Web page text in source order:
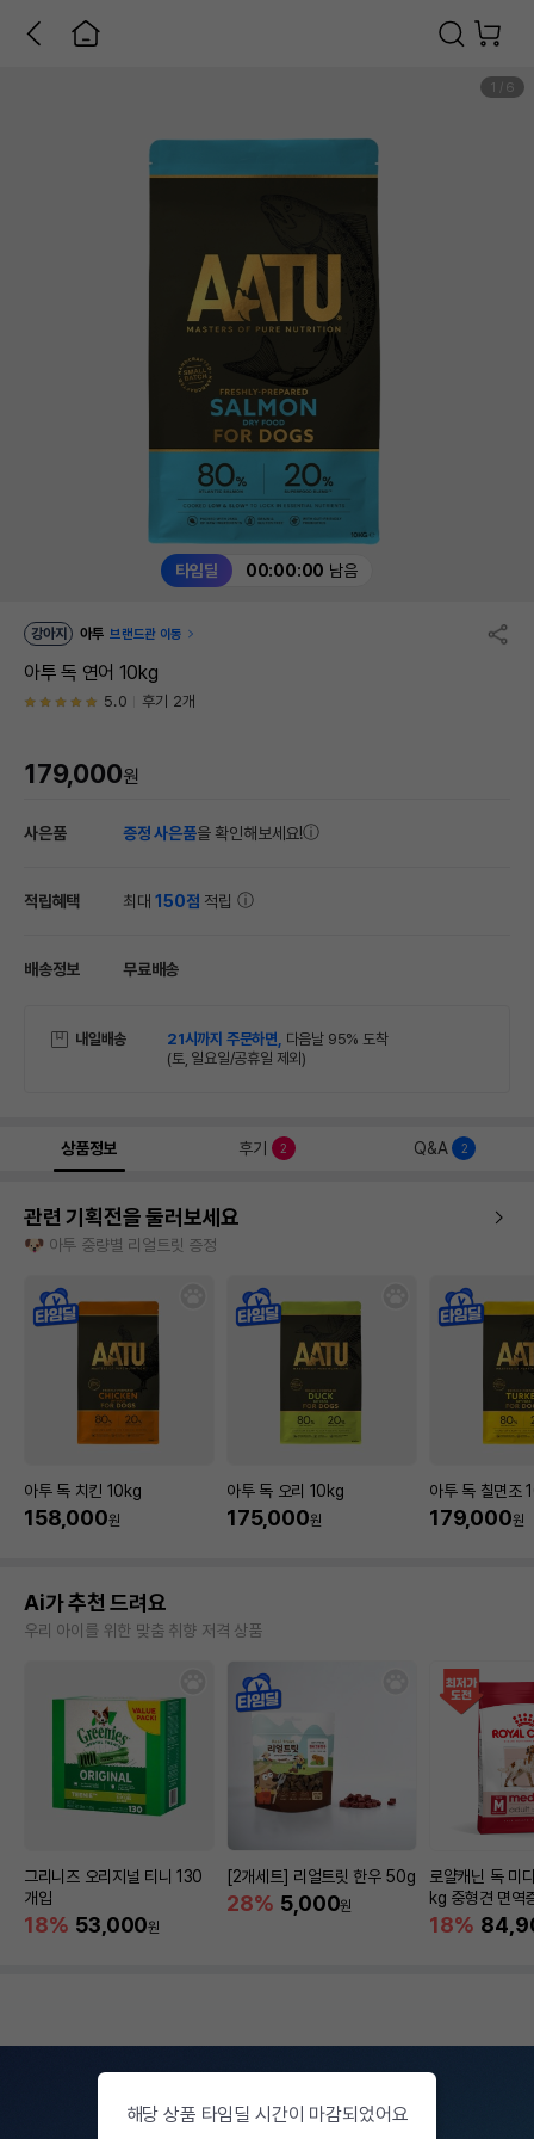
타임딜 00:00:00 남음
1 6
강아지 아투 브랜드관 이동
아투 독 연어 10kg
5.0 후기 2개
179,000원
사은품 증정 사은품을 확인해보세요!
적립혜택 최대150점 적립
배송정보 무료배송
내일배송 21시까지 주문하면, 다음날 95% 도착
(토, 일요일/공휴일 제외)
상품정보 후기 2 Q&A 2
관련 기획전을 둘러보세요
🐶 아투 중량별 리얼트릿 증정
아투 독 치킨 10kg
158,000원
아투 독 오리 10kg
175,000원
아투 독 칠면조
179,000원
Ai가 추천 드려요
우리 아이를 위한 맞춤 취향 저격 상품
그리니즈 오리지널 티니 130
개입
18% 53,000원
[2개세트] 리얼트릿 한우 50g
28% 5,000원
로얄캐닌 독 미
kg 중형견 면역
18%
해당 상품 타임딜 시간이 마감되었어요